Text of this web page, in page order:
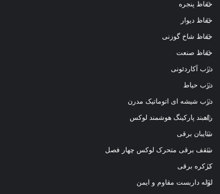
حفاظ پنجره
حفاظ دیوار
حفاظ شاخ گوزنی
حفاظ صنعت
درب آکاردئونی
درب حیاط
درب شیشه ای اتوماتیک مدرن
راهبند پارکینگ هوشمند لوکس
سایبان برقی
سقف برقی متحرک لوکس چهار فصل
کرکره برقی
لوله داربست مقاوم و ایمن